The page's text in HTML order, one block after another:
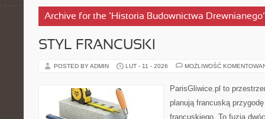
Archive for the ‘Historia Budownictwa
STYL FRANCUSKI
POSTED BY ADMIN LUT - 11 - 2026 MOŻLIWOŚĆ
ParisGliwice.pl to
planują francuską
francuskiego. To fuzja